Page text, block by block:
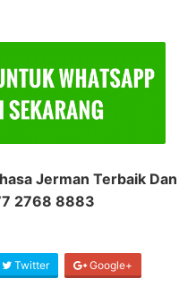
Jerman Terbaik Dan
2768 8883
Twitter Google+